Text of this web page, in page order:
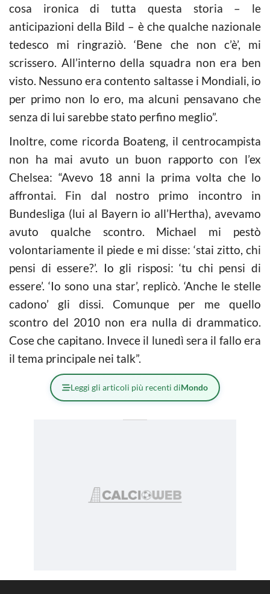
cosa ironica di tutta questa storia – le
anticipazioni della Bild – è che qualche nazionale
tedesco mi ringraziò. ‘Bene che non c’è’, mi
scrissero. All’interno della squadra non era ben
visto. Nessuno era contento saltasse i Mondiali, io
per primo non lo ero, ma alcuni pensavano che
senza di lui sarebbe stato perfino meglio”.
Inoltre, come ricorda Boateng, il centrocampista
non ha mai avuto un buon rapporto con l’ex
Chelsea: “Avevo 18 anni la prima volta che lo
affrontai. Fin dal nostro primo incontro in
Bundesliga (lui al Bayern io all’Hertha), avevamo
avuto qualche scontro. Michael mi pestò
volontariamente il piede e mi disse: ‘stai zitto, chi
pensi di essere?’. Io gli risposi: ‘tu chi pensi di
essere’. ‘Io sono una star’, replicò. ‘Anche le stelle
cadono’ gli dissi. Comunque per me quello
scontro del 2010 non era nulla di drammatico.
Cose che capitano. Invece il lunedì sera il fallo era
il tema principale nei talk”.
Leggi gli articoli più recenti diMondo